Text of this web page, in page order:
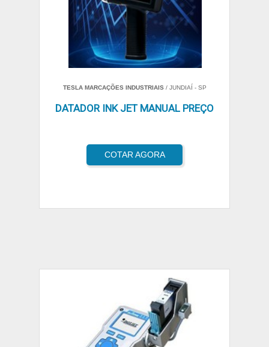
TESLA MARCAÇÕES INDUSTRIAIS/ JUNDIAÍ - SP
DATADOR INK JET MANUAL PREÇO
COTAR AGORA